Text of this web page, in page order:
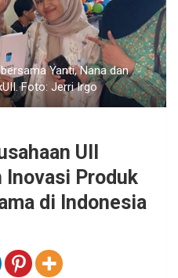
Yanti, Nana dan
Foto: Jerri Irgo
UII
Inovasi Produk
di Indonesia